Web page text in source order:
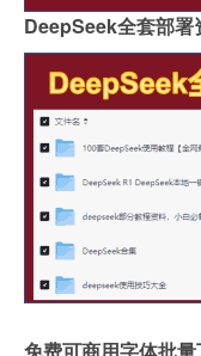
DeepSeek全套部署